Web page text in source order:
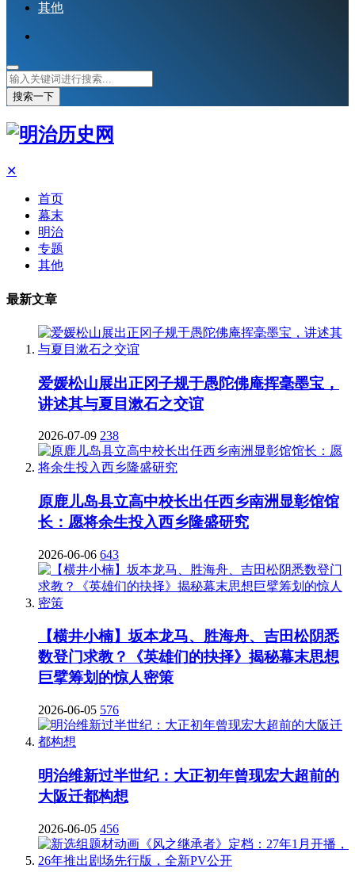
其他
搜索一下
✕
首页
幕末
明治
专题
其他
最新文章
爱媛松山展出正冈子规于愚陀佛庵挥毫墨宝，
讲述其与夏目漱石之交谊
2026-07-09 238
原鹿儿岛县立高中校长出任西乡南洲显彰馆馆
长：愿将余生投入西乡隆盛研究
2026-06-06 643
【横井小楠】坂本龙马、胜海舟、吉田松阴悉
数登门求教？《英雄们的抉择》揭秘幕末思想
巨擘筹划的惊人密策
2026-06-05 576
明治维新过半世纪：大正初年曾现宏大超前的
大阪迁都构想
2026-06-05 456